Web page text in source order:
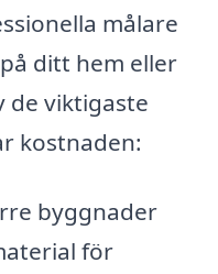
målare
ditt hem eller
de viktigaste
kostnaden:
byggnader
för